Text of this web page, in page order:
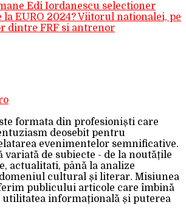
Edi Iordanescu selectioner
la EURO 2024? Viitorul nationalei, pe
dintre FRF si antrenor
formata din profesioniști care
deosebit pentru
evenimentelor semnificative.
variată de subiecte - de la noutățile
actualitati, până la analize
cultural și literar. Misiunea
publicului articole care îmbină
informațională și puterea